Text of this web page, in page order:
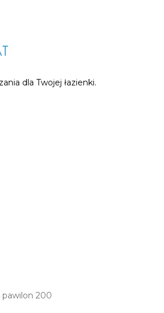
dla Twojej łazienki.
pawilon 200